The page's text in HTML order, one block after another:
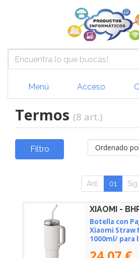
Menú Acceso
Termos (8 art.)
Filtro
Ant. 01 Sig.
XIAOMI -
Botella con
Xiaomi Straw
1000ml/ para